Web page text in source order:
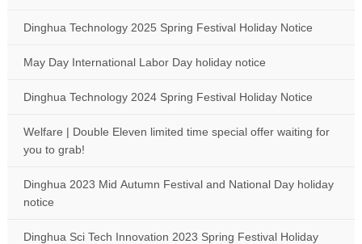
Dinghua Technology 2025 Spring Festival Holiday Notice
May Day International Labor Day holiday notice
Dinghua Technology 2024 Spring Festival Holiday Notice
Welfare | Double Eleven limited time special offer waiting for
you to grab!
Dinghua 2023 Mid Autumn Festival and National Day holiday
notice
Dinghua Sci Tech Innovation 2023 Spring Festival Holiday